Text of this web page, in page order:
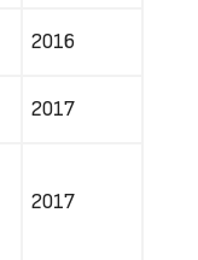
2016
2017
2017